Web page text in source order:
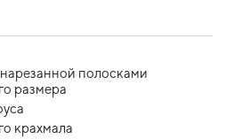
полосками
размера
крахмала